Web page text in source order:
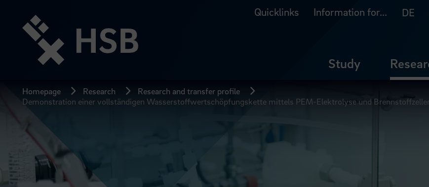
directly
Quicklinks Information for... DE
Study
Homepage Research
Research and transfer profile
Demonstration einer vollständigen Wasserstoffwertschöpfungskette mittels PEM-Elektrolyse und